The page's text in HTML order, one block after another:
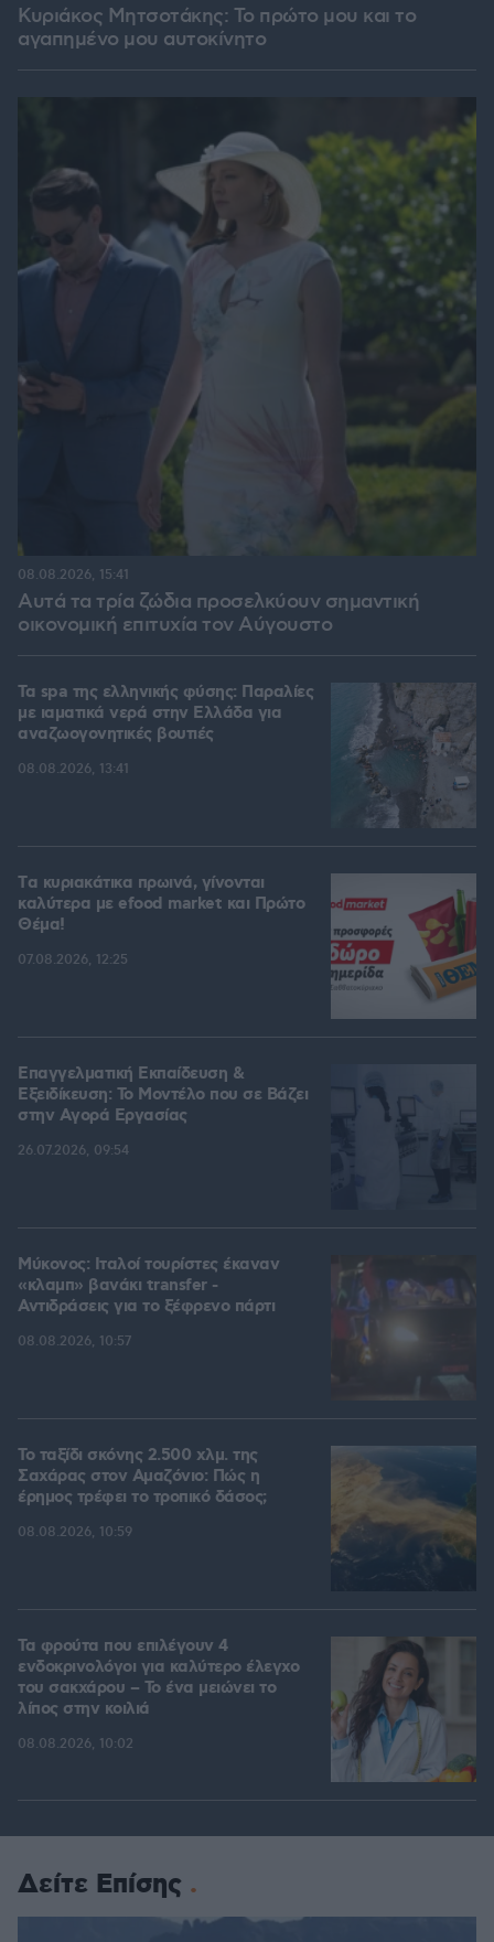
Κυριάκος Μητσοτάκης: Το πρώτο μου και το
αγαπημένο μου αυτοκίνητο
Αυτά τα τρία ζώδια προσελκύουν σημαντική
οικονομική επιτυχία τον Αύγουστο
08.08.2026, 15:41
Τα spa της ελληνικής φύσης: Παραλίες
με ιαματικά νερά στην Ελλάδα για
αναζωογονητικές βουτιές
08.08.2026, 13:41
Tα κυριακάτικα πρωινά, γίνονται
καλύτερα με efood market και Πρώτο
Θέμα!
07.08.2026, 12:25
Επαγγελματική Εκπαίδευση &
Εξειδίκευση: Το Mοντέλο που σε Bάζει
στην Aγορά Eργασίας
26.07.2026, 09:54
Μύκονος: Ιταλοί τουρίστες έκαναν
«κλαμπ» βανάκι transfer -
Αντιδράσεις για το ξέφρενο πάρτι
08.08.2026, 10:57
Το ταξίδι σκόνης 2.500 χλμ. της
Σαχάρας στον Αμαζόνιο: Πώς η
έρημος τρέφει το τροπικό δάσος;
08.08.2026, 10:59
Τα φρούτα που επιλέγουν 4
ενδοκρινολόγοι για καλύτερο έλεγχο
του σακχάρου – Το ένα μειώνει το
λίπος στην κοιλιά
08.08.2026, 10:02
Δείτε Επίσης